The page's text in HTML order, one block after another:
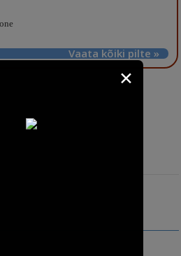
Vaata kõiki pilte »
✕